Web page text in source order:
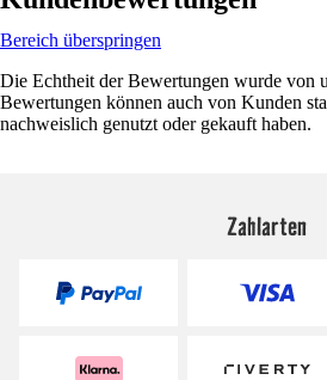
Bereich überspringen
Die Echtheit der Bewertungen wurde von
Bewertungen können auch von Kunden
nachweislich genutzt oder gekauft haben.
Zahlarten